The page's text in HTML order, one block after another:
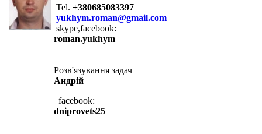
Tel. +380685083397
yukhym.roman@gmail.com
skype,facebook:
roman.yukhym
Розв'язування задач
Андрій
facebook:
dniprovets25